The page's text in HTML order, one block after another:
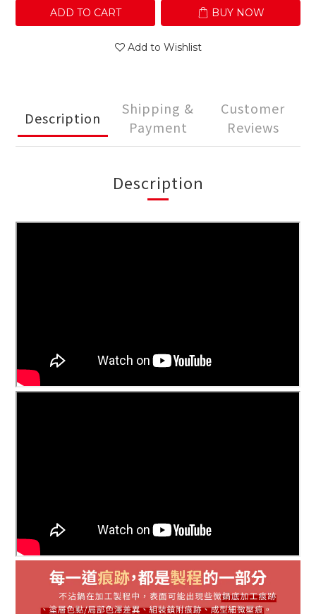
ADD TO CART BUY NOW
Add to Wishlist
Description
Shipping &
Payment
Customer
Reviews
Description